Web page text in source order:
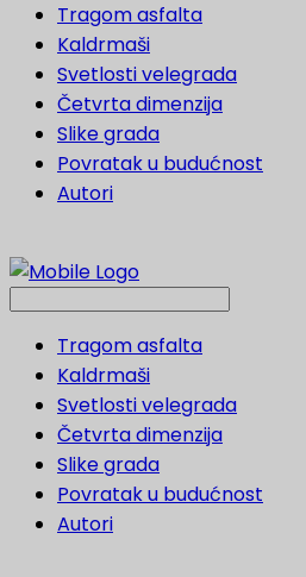
Tragom asfalta
Kaldrmaši
Svetlosti velegrada
Četvrta dimenzija
Slike grada
Povratak u budućnost
Autori
Tragom asfalta
Kaldrmaši
Svetlosti velegrada
Četvrta dimenzija
Slike grada
Povratak u budućnost
Autori